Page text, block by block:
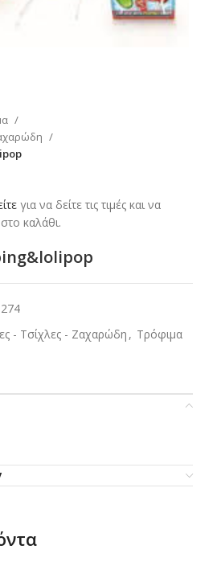
για να δείτε τις τιμές και να
καλάθι.
274
- Τσίχλες - Ζαχαρώδη , Τρόφιμα